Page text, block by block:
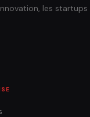
les startups